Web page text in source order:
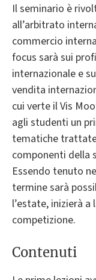
Il seminario è
all’arbitrato
commercio
focus sarà sui
internazionale e
vendita
cui verte il Vis
agli studenti un
tematiche
componenti della
Essendo tenuto
termine sarà
l’estate, inizierà a
competizione.
Contenuti